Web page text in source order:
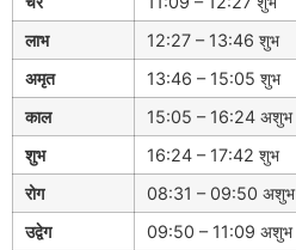
लाभ
12:27 – 13:46 शुभ
अमृत
13:46 – 15:05 शुभ
काल
15:05 – 16:24 अशुभ
शुभ
16:24 – 17:42 शुभ
रोग
08:31 – 09:50 अशुभ
उद्वेग
09:50 – 11:09 अशुभ